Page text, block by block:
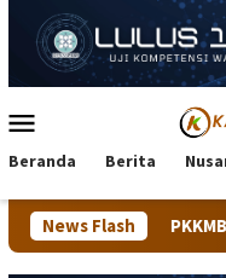
konten
Mobile
Beranda Berita
News Flash
FEB UBT 2026 Diikuti